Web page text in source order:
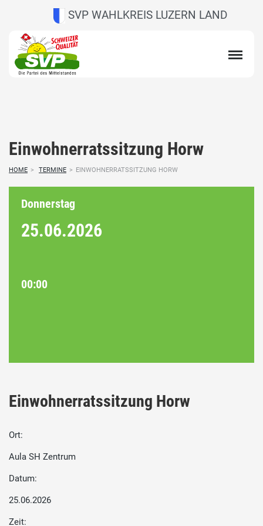
SVP WAHLKREIS LUZERN LAND
Einwohnerratssitzung Horw
HOME > TERMINE > EINWOHNERRATSSITZUNG HORW
Donnerstag
25.06.2026
00:00
Einwohnerratssitzung Horw
Ort:
Aula SH Zentrum
Datum:
25.06.2026
Zeit: